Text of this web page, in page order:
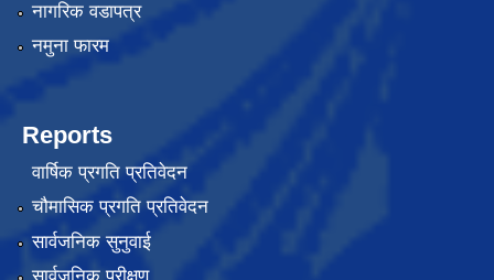
नागरिक वडापत्र
नमुना फारम
Reports
वार्षिक प्रगति प्रतिवेदन
चौमासिक प्रगति प्रतिवेदन
सार्वजनिक सुनुवाई